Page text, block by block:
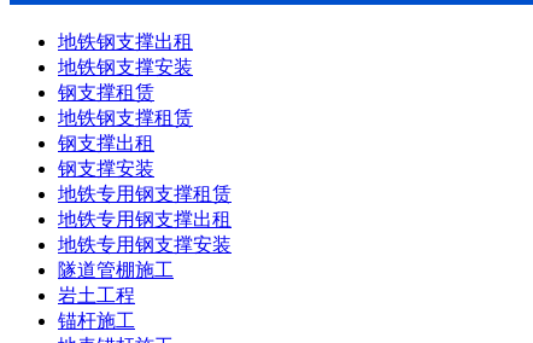
地铁钢支撑出租
地铁钢支撑安装
钢支撑租赁
地铁钢支撑租赁
钢支撑出租
钢支撑安装
地铁专用钢支撑租赁
地铁专用钢支撑出租
地铁专用钢支撑安装
隧道管棚施工
岩土工程
锚杆施工